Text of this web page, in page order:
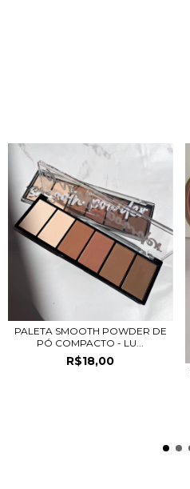
PALETA SMOOTH POWDER DE
PÓ COMPACTO - LU...
R$18,00